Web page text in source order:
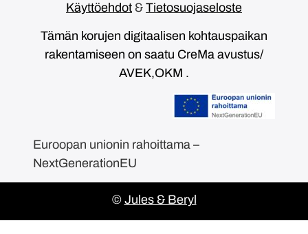
Käyttöehdot & Tietosuojaseloste
Tämän korujen digitaalisen kohtauspaikan
rakentamiseen on saatu CreMa avustus/
AVEK,OKM .
Euroopan unionin rahoittama –
NextGenerationEU
© Jules & Beryl